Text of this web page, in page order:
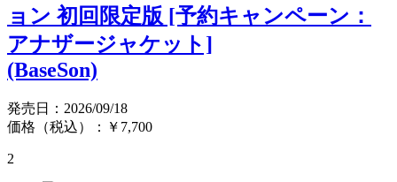
ョン 初回限定版 [予約キャンペーン：
アナザージャケット]
(BaseSon)
発売日：2026/09/18
価格（税込）：￥7,700
2